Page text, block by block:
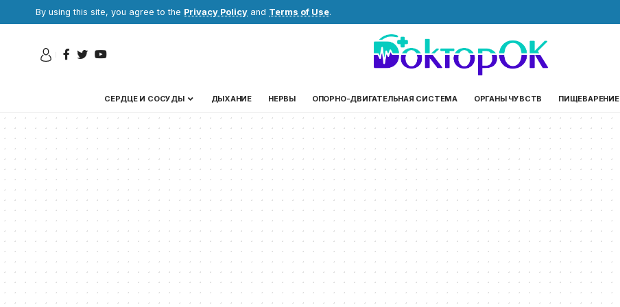
By using this site, you agree to the Privacy Policy and Terms of Use.
СЕРДЦЕ И СОСУДЫ ДЫХАНИЕ НЕРВЫ ОПОРНО-ДВИГАТЕЛЬНАЯ СИСТЕМА ОРГАНЫ ЧУВСТВ ПИЩЕВАРЕНИЕ